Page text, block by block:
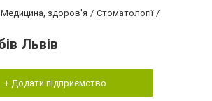
Медицина, здоров'я
Стоматології
Львів
+ Додати підприємство